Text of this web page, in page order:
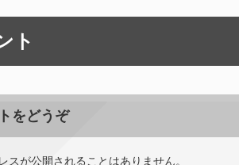
ト
をどうぞ
スが公開されることはありません。